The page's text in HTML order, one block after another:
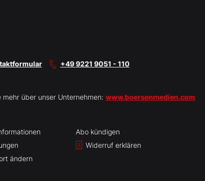
+49 9221 9051 - 110
mehr über unser Unternehmen: www.boersenmedien.com
ändern
Abo kündigen
Widerruf erklären